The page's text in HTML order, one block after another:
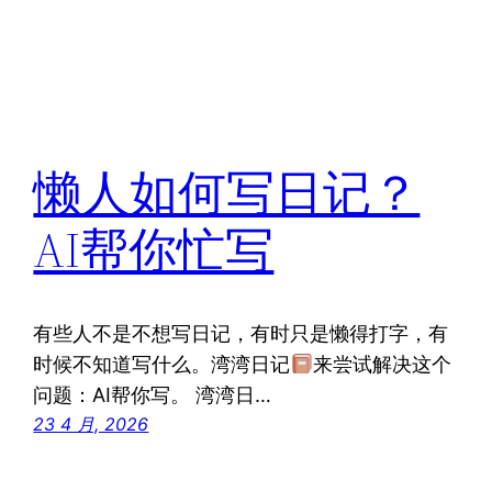
懒人如何写日记？
AI帮你忙写
有些人不是不想写日记，有时只是懒得打字，有
时候不知道写什么。湾湾日记
来尝试解决这个
问题：AI帮你写。 湾湾日…
23 4 月, 2026